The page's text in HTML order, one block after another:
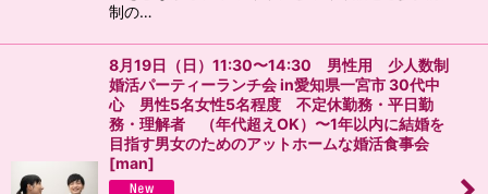
制の…
8月19日（日）11:30〜14:30 男性用 少人数制
婚活パーティーランチ会 in愛知県一宮市 30代中
心 男性5名女性5名程度 不定休勤務・平日勤
務・理解者 （年代超えOK）〜1年以内に結婚を
目指す男女のためのアットホームな婚活食事会
[man]